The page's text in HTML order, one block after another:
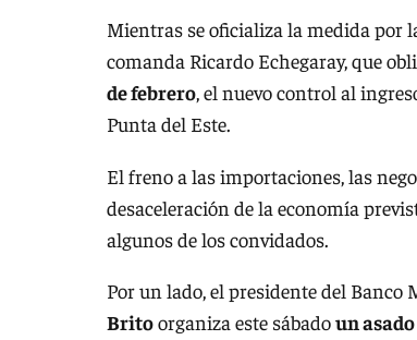
Mientras se oficializa la medida por
comanda Ricardo Echegaray, que
de febrero, el nuevo control al
Punta del Este.
El freno a las importaciones, las
desaceleración de la economía
algunos de los convidados.
Por un lado, el presidente del Banco
Britoorganiza este sábadoun asado